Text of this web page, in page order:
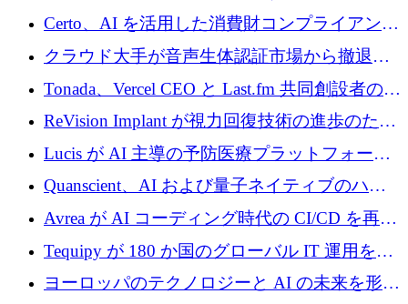
インテリジェンス レイヤーを構築するために
Improbable から 200 万ドルを調達
Certo、AI を活用した消費財コンプライアンス
プラットフォームのために 400 万ドルを調達
クラウド大手が音声生体認証市場から撤退す
るなか、Voxmindが54万6,000ポンドのプレシ
ード資金を調達
Tonada、Vercel CEO と Last.fm 共同創設者の支
援を受けてステルス撤退
ReVision Implant が視力回復技術の進歩のため
に 400 万ユーロを確保
Lucis が AI 主導の予防医療プラットフォーム
を拡大するためにシリーズ A で 2,000 万ドル
を調達
Quanscient、AI および量子ネイティブのハー
ドウェア エンジニアリングを推進するために
1,000 万ユーロを調達
Avrea が AI コーディング時代の CI/CD を再発
明するために 470 万ドルをかけてステルスか
ら浮上
Tequipy が 180 か国のグローバル IT 運用を自
動化するために 300 万ユーロ以上を調達
ヨーロッパのテクノロジーと AI の未来を形作